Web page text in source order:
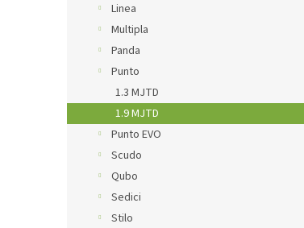
Linea
Multipla
Panda
Punto
1.3 MJTD
1.9 MJTD
Punto EVO
Scudo
Qubo
Sedici
Stilo